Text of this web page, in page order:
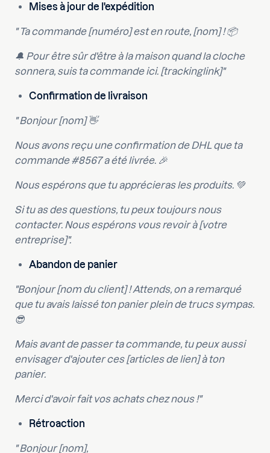
Mises à jour de l'expédition
" Ta commande [numéro] est en route, [nom] ! 📦
🔔 Pour être sûr d'être à la maison quand la cloche
sonnera, suis ta commande ici. [trackinglink]"
Confirmation de livraison
" Bonjour [nom] 👋
Nous avons reçu une confirmation de DHL que ta
commande #8567 a été livrée. 🎉
Nous espérons que tu apprécieras les produits. 💚
Si tu as des questions, tu peux toujours nous
contacter. Nous espérons vous revoir à [votre
entreprise]".
Abandon de panier
"Bonjour [nom du client] ! Attends, on a remarqué
que tu avais laissé ton panier plein de trucs sympas.
😎
Mais avant de passer ta commande, tu peux aussi
envisager d'ajouter ces [articles de lien] à ton
panier.
Merci d'avoir fait vos achats chez nous !"
Rétroaction
" Bonjour [nom],